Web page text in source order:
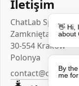
İletişim
ChatLab Sp. z o.o.
Zamknięta 10/1.5
30-554 Kraków
Polonya
👋 Hi,
about
By
me